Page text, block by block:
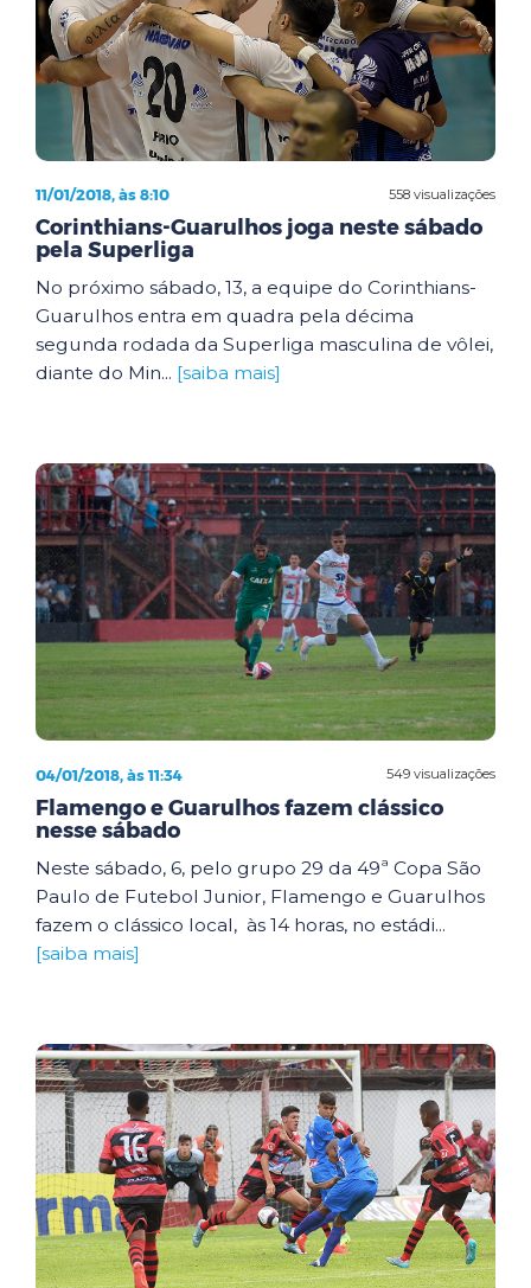
558 visualizações
11/01/2018, às 8:10
Corinthians-Guarulhos joga neste sábado
pela Superliga
No próximo sábado, 13, a equipe do Corinthians-
Guarulhos entra em quadra pela décima
segunda rodada da Superliga masculina de vôlei,
diante do Min... [saiba mais]
549 visualizações
04/01/2018, às 11:34
Flamengo e Guarulhos fazem clássico
nesse sábado
Neste sábado, 6, pelo grupo 29 da 49ª Copa São
Paulo de Futebol Junior, Flamengo e Guarulhos
fazem o clássico local, às 14 horas, no estádi...
[saiba mais]